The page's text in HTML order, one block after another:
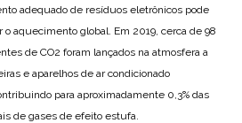
adequado de resíduos eletrônicos pode
o aquecimento global. Em 2019, cerca de 98
de CO2 foram lançados na atmosfera a
e aparelhos de ar condicionado
para aproximadamente 0,3% das
de gases de efeito estufa.